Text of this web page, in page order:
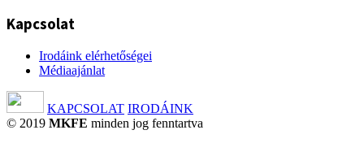
Kapcsolat
Irodáink elérhetőségei
Médiaajánlat
KAPCSOLAT IRODÁINK
© 2019 MKFE minden jog fenntartva